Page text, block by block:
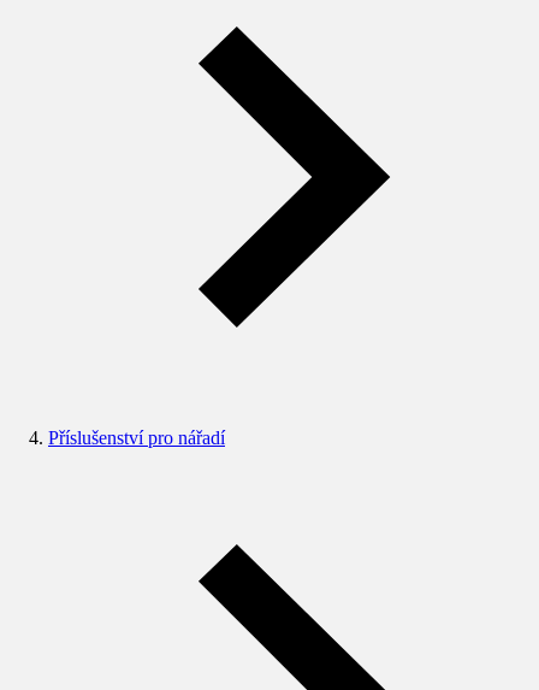
Příslušenství pro nářadí